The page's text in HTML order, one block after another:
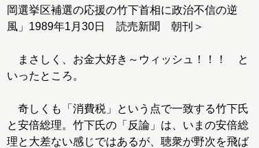
岡選挙区補選の応援の竹下首相に政治不信の逆
風」1989年1月30日 読売新聞 朝刊＞
まさしく、お金大好き～ウィッシュ！！！ と
いったところ。
奇しくも「消費税」という点で一致する竹下氏
と安倍総理。竹下氏の「反論」は、いまの安倍総
理と大差ない感じではあるが、聴衆が野次を飛ば